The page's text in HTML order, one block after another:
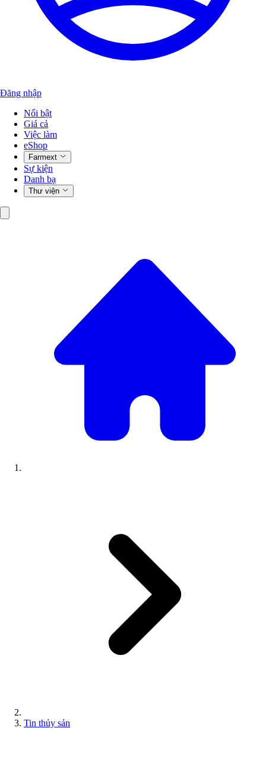
Đăng nhập
Nổi bật
Giá cả
Việc làm
eShop
Farmext
Sự kiện
Danh bạ
Thư viện
Tin thủy sản